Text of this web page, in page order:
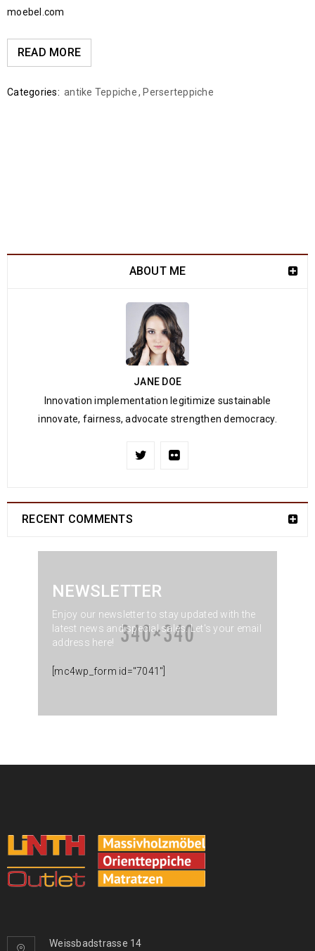
moebel.com
READ MORE
Categories: antike Teppiche, Perserteppiche
ABOUT ME
JANE DOE
Innovation implementation legitimize sustainable
innovate, fairness, advocate strengthen democracy.
RECENT COMMENTS
NEWSLETTER
Enjoy our newsletter to stay updated with the
latest news and special sales. Let's your email
address here!
[mc4wp_form id="7041"]
Weissbadstrasse 14